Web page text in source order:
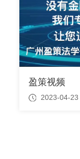
盈策视频
2023-04-23